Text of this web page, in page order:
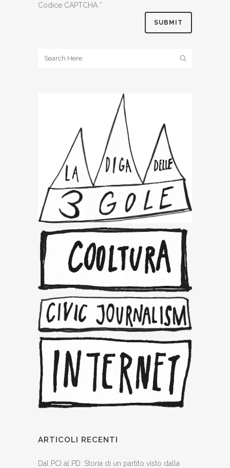
Codice CAPTCHA *
ARTICOLI RECENTI
Dal PCI al PD: Storia di un partito visto dalla